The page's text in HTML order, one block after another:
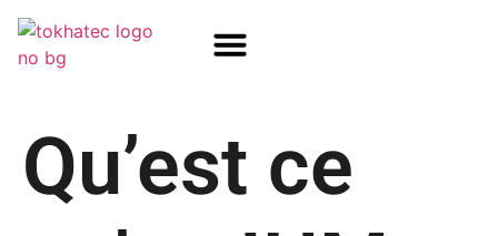
Qu’est ce